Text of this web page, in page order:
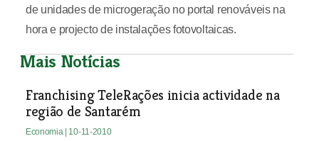
de unidades de microgeração no portal renováveis na
hora e projecto de instalações fotovoltaicas.
Mais Notícias
Franchising TeleRações inicia actividade na
região de Santarém
Economia | 10-11-2010